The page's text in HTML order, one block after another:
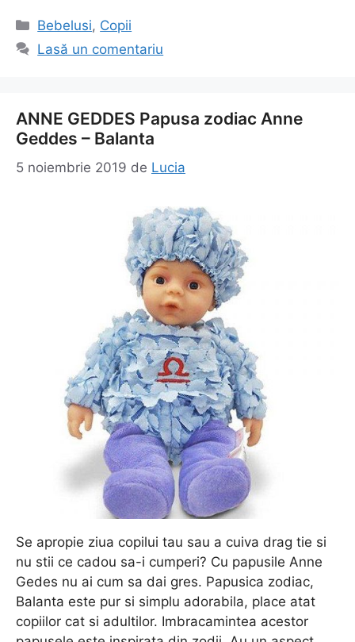
Categorii
Bebelusi, Copii
Lasă un comentariu
ANNE GEDDES Papusa zodiac Anne
Geddes – Balanta
5 noiembrie 2019 de Lucia
Se apropie ziua copilui tau sau a cuiva drag tie si
nu stii ce cadou sa-i cumperi? Cu papusile Anne
Gedes nu ai cum sa dai gres. Papusica zodiac,
Balanta este pur si simplu adorabila, place atat
copiilor cat si adultilor. Imbracamintea acestor